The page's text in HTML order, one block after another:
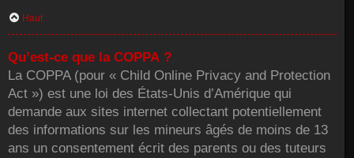
Haut
Qu’est-ce que la COPPA ?
La COPPA (pour « Child Online Privacy and Protection
Act ») est une loi des États-Unis d’Amérique qui
demande aux sites internet collectant potentiellement
des informations sur les mineurs âgés de moins de 13
ans un consentement écrit des parents ou des tuteurs